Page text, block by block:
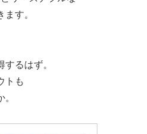
す。
するはず。
トも